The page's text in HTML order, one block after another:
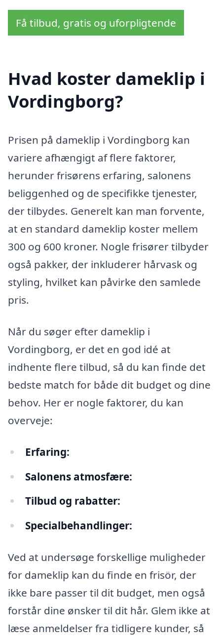
Få tilbud, gratis og uforpligtende
Hvad koster dameklip i
Vordingborg?
Prisen på dameklip i Vordingborg kan
variere afhængigt af flere faktorer,
herunder frisørens erfaring, salonens
beliggenhed og de specifikke tjenester,
der tilbydes. Generelt kan man forvente,
at en standard dameklip koster mellem
300 og 600 kroner. Nogle frisører tilbyder
også pakker, der inkluderer hårvask og
styling, hvilket kan påvirke den samlede
pris.
Når du søger efter dameklip i
Vordingborg, er det en god idé at
indhente flere tilbud, så du kan finde det
bedste match for både dit budget og dine
behov. Her er nogle faktorer, du kan
overveje:
Erfaring:
Salonens atmosfære:
Tilbud og rabatter:
Specialbehandlinger:
Ved at undersøge forskellige muligheder
for dameklip kan du finde en frisör, der
ikke bare passer til dit budget, men også
forstår dine ønsker til dit hår. Glem ikke at
læse anmeldelser fra tidligere kunder, så